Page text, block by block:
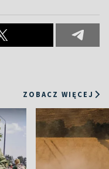
ZOBACZ WIĘCEJ